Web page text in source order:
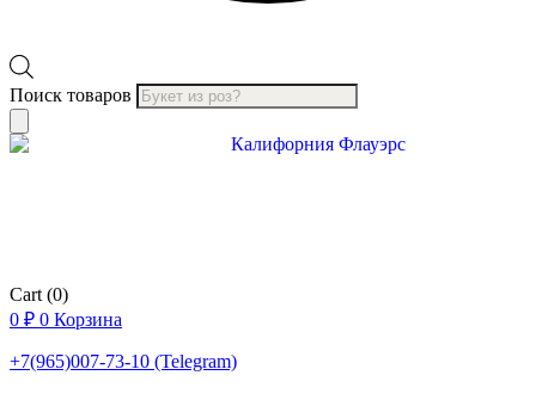
Поиск товаров
Cart (0)
0 ₽ 0 Корзина
+7(965)007-73-10 (Telegram)